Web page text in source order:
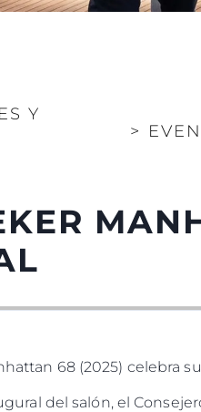
Y
>
68 (2025) celebra
del salón, el